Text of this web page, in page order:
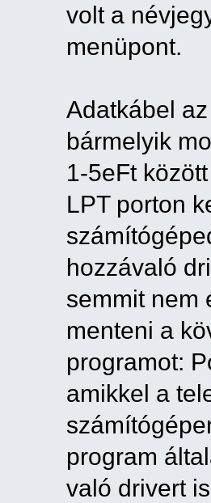
volt a
menüpont.
Adatkábel
bármelyik
1-5eFt
LPT porton
hozzávaló
semmit nem
menteni a
programot:
amikkel a
program
való drivert